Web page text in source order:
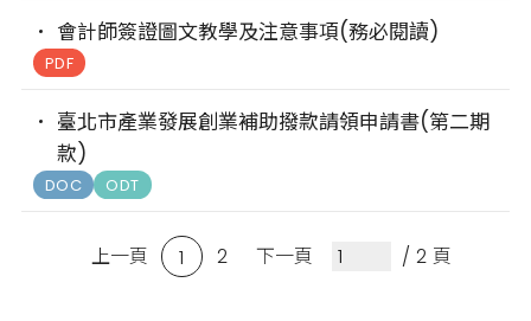
會計師簽證圖文教學及注意事項(務必閱讀)
PDF
臺北市產業發展創業補助撥款請領申請書(第二期
款)
DOC ODT
上一頁 1 2 下一頁 / 2 頁